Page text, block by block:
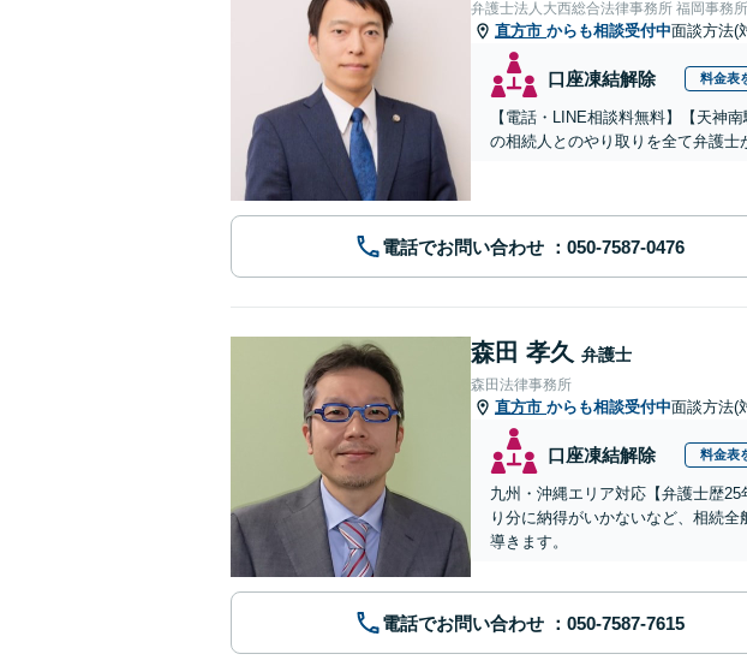
弁護士法人大西総合法律事務所 福岡事務所
直方市 からも相談受付中面談方法(
口座凍結解除 料金表
【電話・LINE相談料無料】【天神
の相続人とのやり取りを全て弁護士
電話でお問い合わせ
森田 孝久 弁護士
森田法律事務所
直方市 からも相談受付中面談方法(
口座凍結解除 料金表
九州・沖縄エリア対応【弁護士歴
り分に納得がいかないなど、相続
導きます。
電話でお問い合わせ